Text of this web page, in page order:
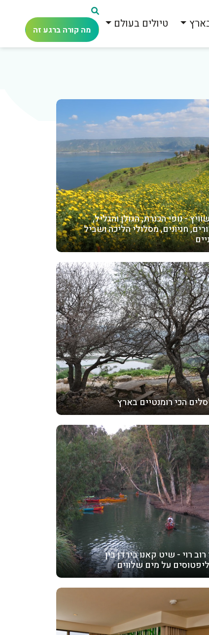
טיולים בעולם מה קורה ברגע זה
- נופי הכנרת, הגולן והגליל,
חניונים, מסלולי הליכה ושביל
הכי רומנטיים בארץ
רוי - שיט קאנו בירדן בין
על מים שלווים